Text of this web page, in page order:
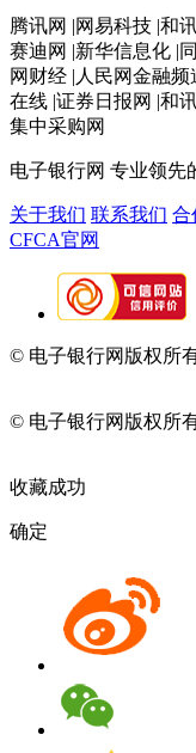
腾讯网 |网易科技 |和
赛迪网 |新华信息化 |
网财经 |人民网金融
在线 |证券日报网 |和
集中采购网
电子银行网 专业领先
关于我们 联系我们 合
CFCA官网
© 电子银行网版权所
© 电子银行网版权所
收藏成功
确定